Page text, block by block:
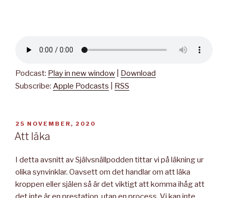
Podcast: Play in new window
Download
Subscribe: Apple Podcasts RSS
PUBLICERAT
25 NOVEMBER, 2020
Att läka
I detta avsnitt av Självsnällpodden tittar vi på läkning ur
olika synvinklar. Oavsett om det handlar om att läka
kroppen eller själen så är det viktigt att komma ihåg att